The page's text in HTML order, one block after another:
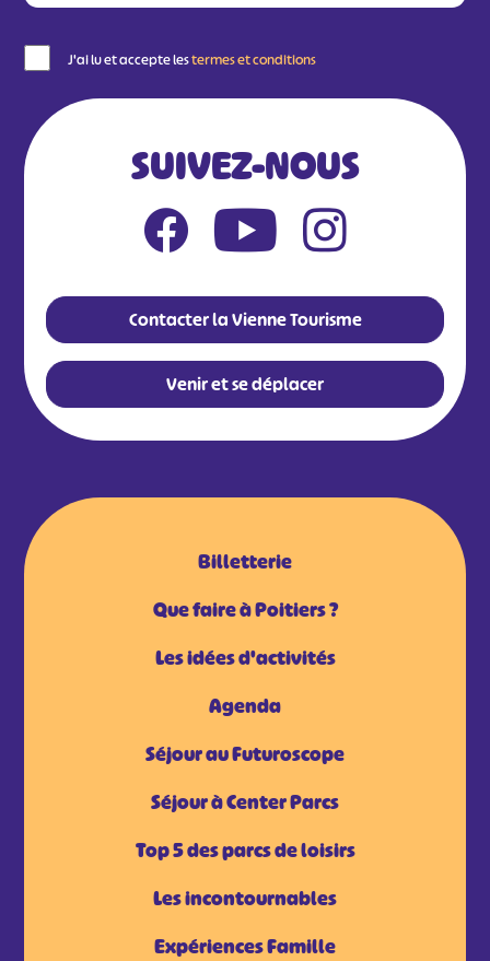
J'ai lu et accepte lestermes et conditions
SUIVEZ-NOUS
Contacter la Vienne Tourisme
Venir et se déplacer
Billetterie
Que faire à Poitiers ?
Les idées d'activités
Agenda
Séjour au Futuroscope
Séjour à Center Parcs
Top 5 des parcs de loisirs
Les incontournables
Expériences Famille
#
#
#